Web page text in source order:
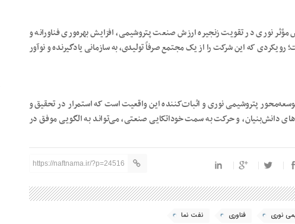
نوری در تقویت زنجیره ارزش صنعت پتروشیمی، افزایش بهره‌وری فناورانه و
که این شرکت را از یک مجتمع صرفاً تولیدی، به سازمانی یادگیرنده و نوآور
پتروشیمی نوری و اثبات‌کننده این واقعیت است که استمرار در تحقیق و
دانش‌بنیان، و حرکت به سمت خوداتکایی صنعتی، می‌تواند به الگویی موفق در
https://naftnama.ir/?p=24516
نوری فناوری نفت نما